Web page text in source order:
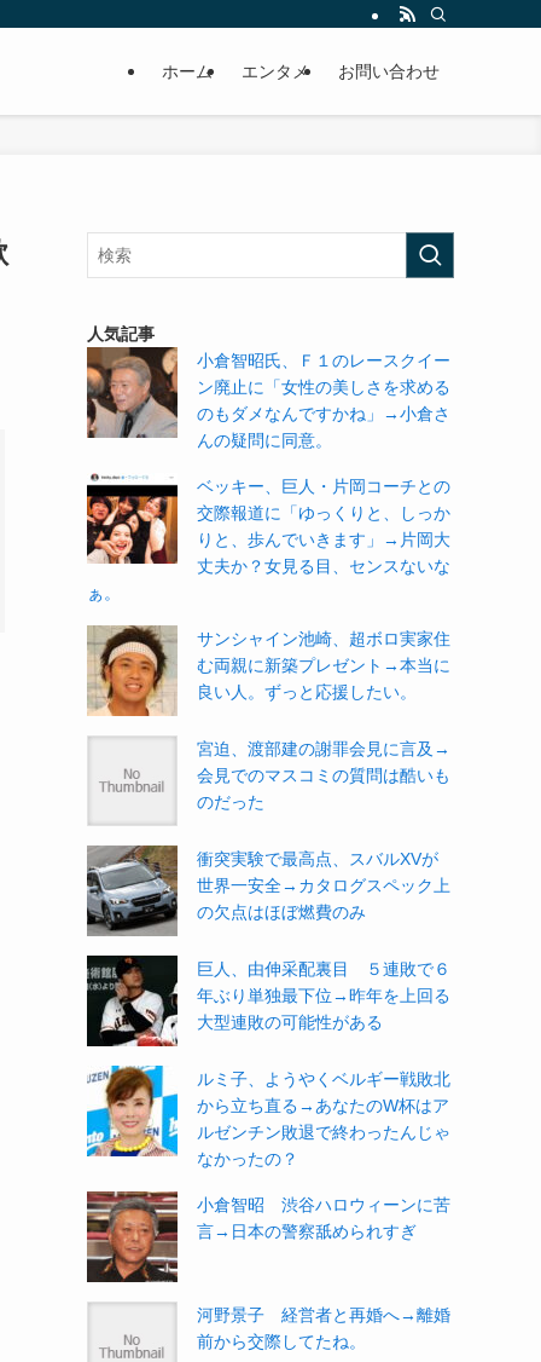
ホーム エンタメ お問い合わせ
人気記事
小倉智昭氏、Ｆ１のレースクイー
ン廃止に「女性の美しさを求める
のもダメなんですかね」→小倉さ
んの疑問に同意。
ベッキー、巨人・片岡コーチとの
交際報道に「ゆっくりと、しっか
りと、歩んでいきます」→片岡大
丈夫か？女見る目、センスないな
ぁ。
サンシャイン池崎、超ボロ実家住
む両親に新築プレゼント→本当に
良い人。ずっと応援したい。
宮迫、渡部建の謝罪会見に言及→
会見でのマスコミの質問は酷いも
のだった
衝突実験で最高点、スバルXVが
世界一安全→カタログスペック上
の欠点はほぼ燃費のみ
巨人、由伸采配裏目 ５連敗で６
年ぶり単独最下位→昨年を上回る
大型連敗の可能性がある
ルミ子、ようやくベルギー戦敗北
から立ち直る→あなたのW杯はア
ルゼンチン敗退で終わったんじゃ
なかったの？
小倉智昭 渋谷ハロウィーンに苦
言→日本の警察舐められすぎ
河野景子 経営者と再婚へ→離婚
前から交際してたね。